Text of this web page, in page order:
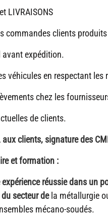
LIVRAISONS
commandes clients produits
avant expédition.
véhicules en respectant les
chez les
de clients.
aux clients, signature des
et formation :
expérience réussie dans un
secteur dela métallurgie
mécano-soudés.